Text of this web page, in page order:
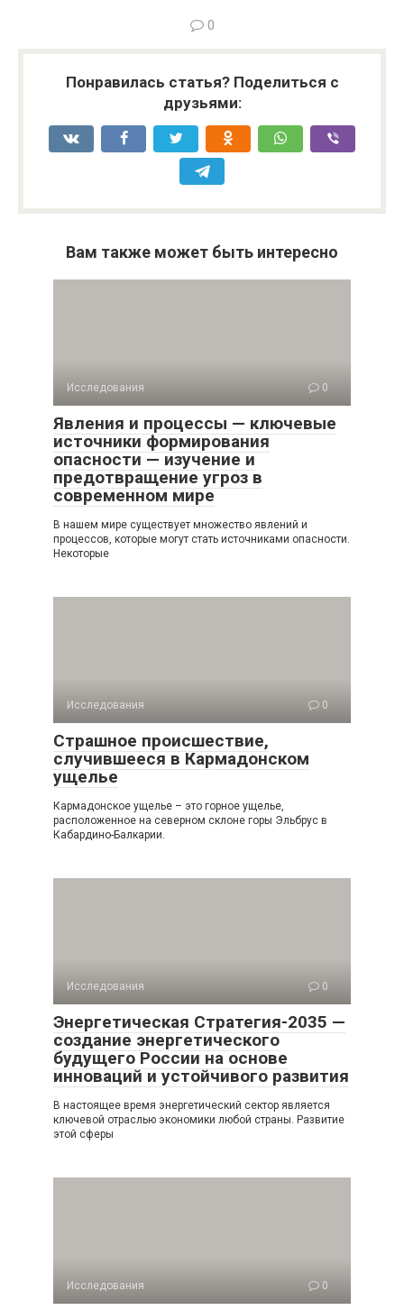
0
Понравилась статья? Поделиться с
друзьями:
Вам также может быть интересно
Исследования 0
Явления и процессы — ключевые
источники формирования
опасности — изучение и
предотвращение угроз в
современном мире
В нашем мире существует множество явлений и
процессов, которые могут стать источниками опасности.
Некоторые
Исследования 0
Страшное происшествие,
случившееся в Кармадонском
ущелье
Кармадонское ущелье – это горное ущелье,
расположенное на северном склоне горы Эльбрус в
Кабардино-Балкарии.
Исследования 0
Энергетическая Стратегия-2035 —
создание энергетического
будущего России на основе
инноваций и устойчивого развития
В настоящее время энергетический сектор является
ключевой отраслью экономики любой страны. Развитие
этой сферы
Исследования 0